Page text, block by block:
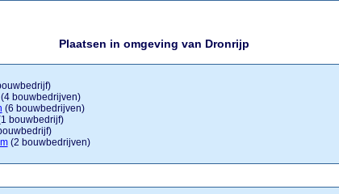
Plaatsen in omgeving van Dronrijp
bouwbedrijven)
(6 bouwbedrijven)
bouwbedrijf)
(2 bouwbedrijven)